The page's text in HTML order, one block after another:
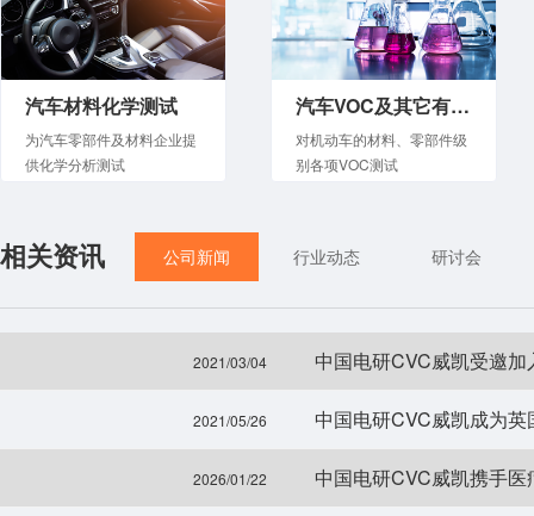
汽车材料化学测试
为汽车零部件及材料企业提
供化学分析测试
汽车VOC及其它有害物质检测
对机动车的材料、零部件级
别各项VOC测试
相关资讯 公司新闻 行业动态 研讨会
2021/03/04 中国电研CVC威凯受邀
2021/05/26 中国电研CVC威凯成为
2026/01/22 中国电研CVC威凯携手